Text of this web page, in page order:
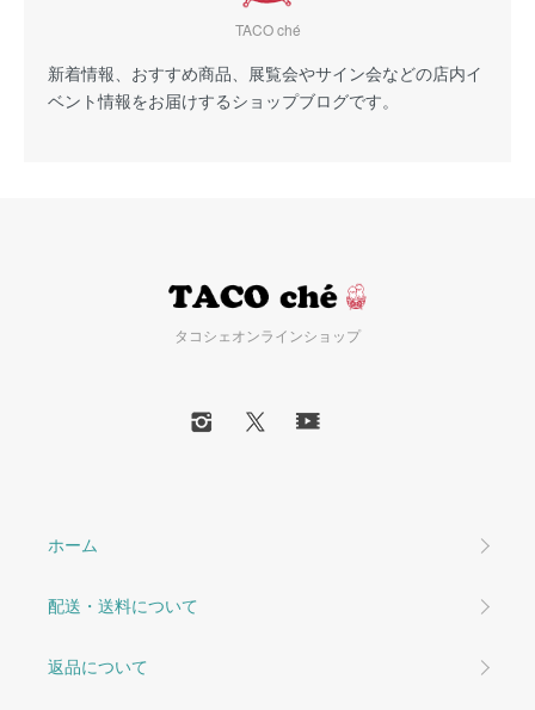
TACO ché
新着情報、おすすめ商品、展覧会やサイン会などの店内イ
ベント情報をお届けするショップブログです。
タコシェオンラインショップ
ホーム
配送・送料について
返品について